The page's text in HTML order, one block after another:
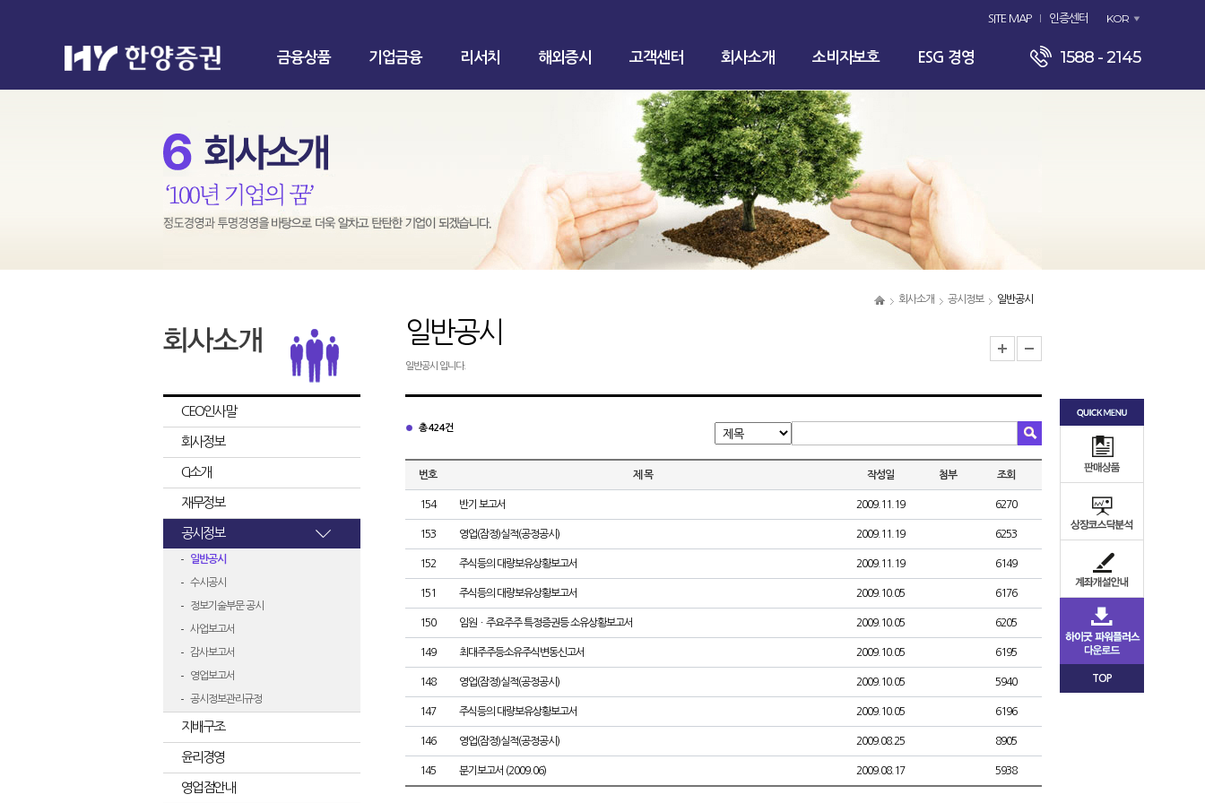
SITE MAP 인증센터 KOR
금융상품 기업금융 리서치 해외증시 고객센터 회사소개 소비자보호 ESG 경영 1588 - 2145
회사소개 공시정보 일반공시
CEO인사말
회사정보
CI소개
재무정보
공시정보
일반공시
수시공시
정보기술부문 공시
사업보고서
감사보고서
영업보고서
공시정보관리규정
지배구조
윤리경영
영업점안내
일반공시
일반공시 입니다.
총 424건
번호 제 목 작성일 첨부 조회
154 반기 보고서 2009.11.19 6270
153 영업(잠정)실적(공정공시) 2009.11.19 6253
152 주식등의 대량보유상황보고서 2009.11.19 6149
151 주식등의 대량보유상황보고서 2009.10.05 6176
150 임원ㆍ주요주주 특정증권등 소유상황보고서 2009.10.05 6205
149 최대주주등소유주식변동신고서 2009.10.05 6195
148 영업(잠정)실적(공정공시) 2009.10.05 5940
147 주식등의 대량보유상황보고서 2009.10.05 6196
146 영업(잠정)실적(공정공시) 2009.08.25 8905
145 분기보고서 (2009.06) 2009.08.17 5938
TOP